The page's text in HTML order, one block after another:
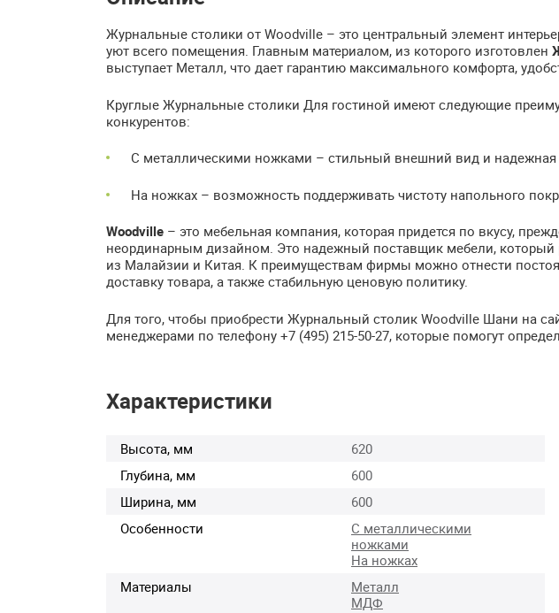
Журнальные столики от Woodville – это центральный элемент
уют всего помещения. Главным материалом, из которого изготовлен
выступает Металл, что дает гарантию максимального комфорта,
Круглые Журнальные столики Для гостиной имеют следующие
конкурентов:
С металлическими ножками – стильный внешний вид и надежная
На ножках – возможность поддерживать чистоту напольного
Woodville – это мебельная компания, которая придется по вкусу,
неординарным дизайном. Это надежный поставщик мебели, который
из Малайзии и Китая. К преимуществам фирмы можно отнести
доставку товара, а также стабильную ценовую политику.
Для того, чтобы приобрести Журнальный столик Woodville Шани на
менеджерами по телефону +7 (495) 215-50-27, которые помогут
Характеристики
Высота, мм
620
Глубина, мм
600
Ширина, мм
600
Особенности
С металлическими
ножками
На ножках
Материалы
Металл
МДФ